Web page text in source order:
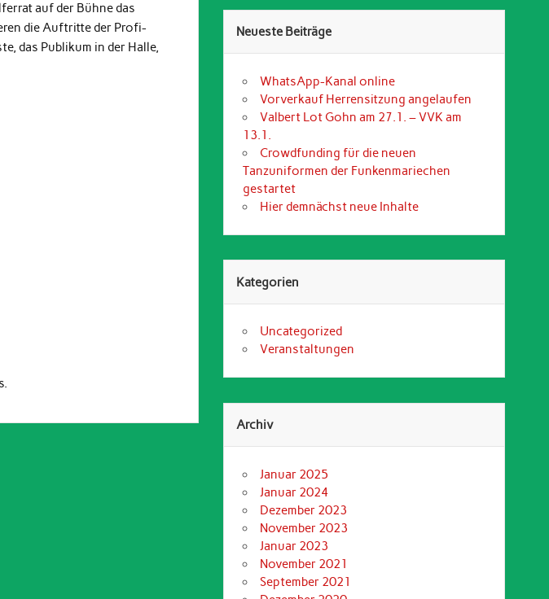
auf der Bühne das
die Auftritte der Profi-
das Publikum in der Halle,
Neueste Beiträge
WhatsApp-Kanal online
Vorverkauf Herrensitzung angelaufen
Valbert Lot Gohn am 27.1. – VVK am
13.1.
Crowdfunding für die neuen
Tanzuniformen der Funkenmariechen
gestartet
Hier demnächst neue Inhalte
Kategorien
Uncategorized
Veranstaltungen
Archiv
Januar 2025
Januar 2024
Dezember 2023
November 2023
Januar 2023
November 2021
September 2021